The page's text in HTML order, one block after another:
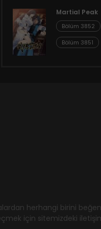
Martial Peak
Bölüm 3852
Bölüm 3851
herhangi birini
için sitemizdeki